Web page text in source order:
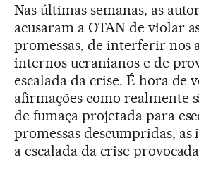
Nas últimas semanas, as
acusaram a OTAN de violar
promessas, de interferir nos
internos ucranianos e de
escalada da crise. É hora de
afirmações como realmente
de fumaça projetada para
promessas descumpridas,
a escalada da crise